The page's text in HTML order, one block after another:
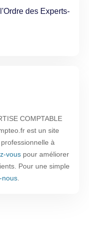
des Experts-
COMPTABLE
est un site
à
vous pour améliorer
Pour une simple
nous